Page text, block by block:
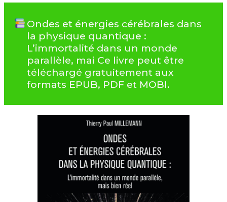
Ondes et énergies cérébrales dans
la physique quantique :
L’immortalité dans un monde
parallèle, mai Ce livre peut être
téléchargé gratuitement aux
formats EPUB, PDF et MOBI.